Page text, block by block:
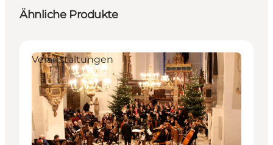
Ähnliche Produkte
Veranstaltungen